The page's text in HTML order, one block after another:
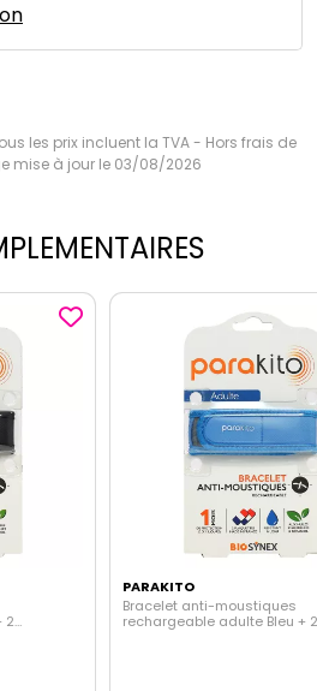
les prix incluent la TVA - Hors frais de
mise à jour le 03/08/2026
PARAKITO
Bracelet anti-moustiques
rechargeable adulte Bleu + 2